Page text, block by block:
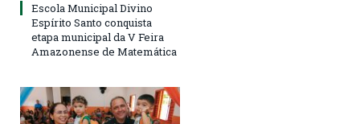
Escola Municipal Divino
Espírito Santo conquista
etapa municipal da V Feira
Amazonense de Matemática